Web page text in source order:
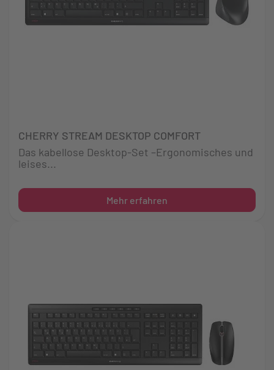
CHERRY STREAM DESKTOP COMFORT
Das kabellose Desktop-Set –Ergonomisches und
leises...
Mehr erfahren